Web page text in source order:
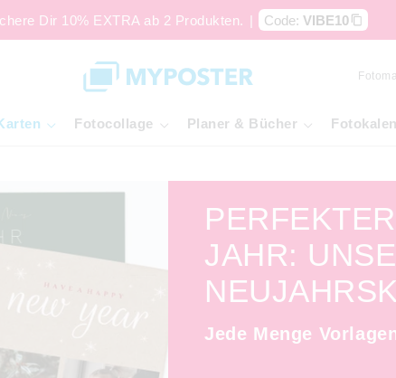
Dir 10% EXTRA ab 2 Produkten. | Code: VIBE10
Fotocollage Planer & Bücher
JAHR:
Jede Menge